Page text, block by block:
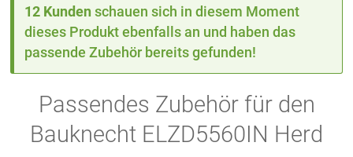
12 Kunden schauen sich in diesem Moment
dieses Produkt ebenfalls an und haben das
passende Zubehör bereits gefunden!
Passendes Zubehör für den
Bauknecht ELZD5560IN Herd